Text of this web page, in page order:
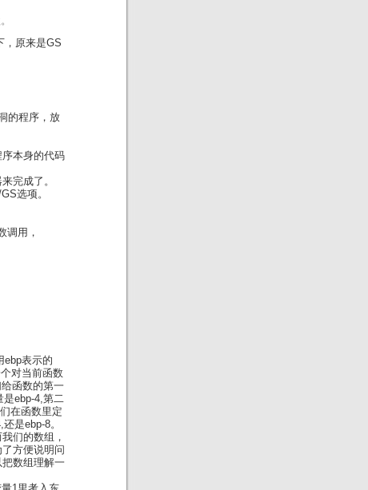
，原来是GS
的程序，放
本身的代码
完成了。
选项。
调用，
ebp表示的
对当前函数
函数的第一
ebp-4,第二
在函数里定
是ebp-8。
们的数组，
方便说明问
数组理解一